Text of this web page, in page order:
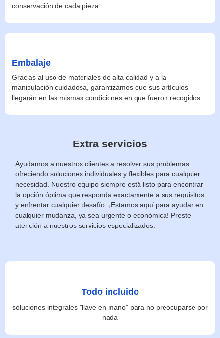
conservación de cada pieza.
Embalaje
Gracias al uso de materiales de alta calidad y a la
manipulación cuidadosa, garantizamos que sus artículos
llegarán en las mismas condiciones en que fueron recogidos.
Extra servicios
Ayudamos a nuestros clientes a resolver sus problemas
ofreciendo soluciones individuales y flexibles para cualquier
necesidad. Nuestro equipo siempre está listo para encontrar
la opción óptima que responda exactamente a sus requisitos
y enfrentar cualquier desafío. ¡Estamos aquí para ayudar en
cualquier mudanza, ya sea urgente o económica! Preste
atención a nuestros servicios especializados:
Todo incluido
soluciones integrales "llave en mano" para no preocuparse por
nada